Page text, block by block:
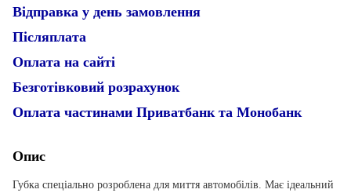
Відправка у день замовлення
Післяплата
Оплата на сайті
Безготівковий розрахунок
Оплата частинами Приватбанк та Монобанк
Опис
Губка спеціально розроблена для миття автомобілів. Має ідеальний